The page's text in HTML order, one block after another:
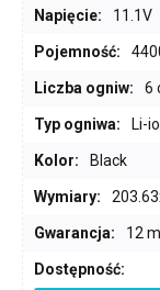
Napięcie: 11.1V
Pojemność:
Liczba ogniw: 6
Typ ogniwa: Li-
Kolor: Black
Wymiary:
Gwarancja: 12
Dostępność: